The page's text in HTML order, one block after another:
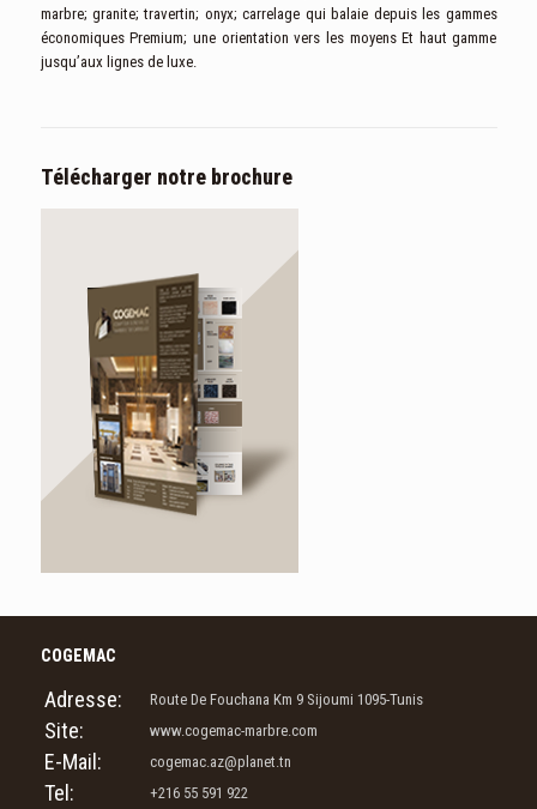
marbre; granite; travertin; onyx; carrelage qui balaie depuis les gammes
économiques Premium; une orientation vers les moyens Et haut gamme
jusqu’aux lignes de luxe.
Télécharger notre brochure
COGEMAC
Adresse: Route De Fouchana Km 9 Sijoumi 1095-Tunis
Site: www.cogemac-marbre.com
E-Mail: cogemac.az@planet.tn
Tel: +216 55 591 922